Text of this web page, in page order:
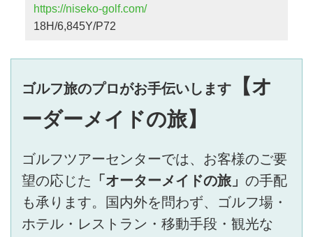
https://niseko-golf.com/
18H/6,845Y/P72
ゴルフ旅のプロがお手伝いします【オ
ーダーメイドの旅】
ゴルフツアーセンターでは、お客様のご要
望の応じた 「オーターメイドの旅」 の手配
も承ります。国内外を問わず、ゴルフ場・
ホテル・レストラン・移動手段・観光な